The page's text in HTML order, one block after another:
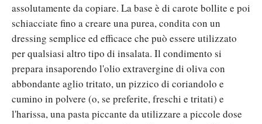
assolutamente da copiare. La base è di carote bollite e poi
schiacciate fino a creare una purea, condita con un
dressing semplice ed efficace che può essere utilizzato
per qualsiasi altro tipo di insalata. Il condimento si
prepara insaporendo l'olio extravergine di oliva con
abbondante aglio tritato, un pizzico di coriandolo e
cumino in polvere (o, se preferite, freschi e tritati) e
l'harissa, una pasta piccante da utilizzare a piccole dose